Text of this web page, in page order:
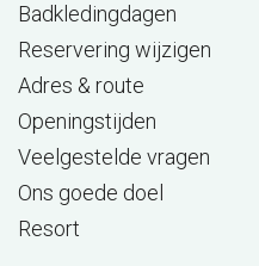
Badkledingdagen
Reservering wijzigen
Adres & route
Openingstijden
Veelgestelde vragen
Ons goede doel
Resort